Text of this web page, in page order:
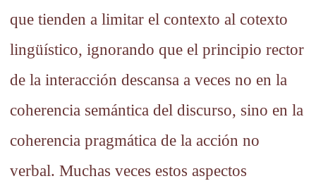
que tienden a limitar el contexto al cotexto
lingüístico, ignorando que el principio rector
de la interacción descansa a veces no en la
coherencia semántica del discurso, sino en la
coherencia pragmática de la acción no
verbal. Muchas veces estos aspectos